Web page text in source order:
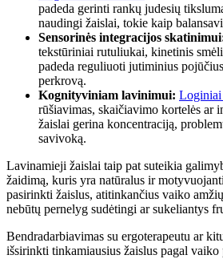
padeda gerinti rankų judesių
naudingi žaislai, tokie kaip
Sensorinės integracijos
tekstūriniai rutuliukai, kinetinis
padeda reguliuoti jutiminius
perkrovą.
Kognityviniam lavinimui: Loginiai
rūšiavimas, skaičiavimo kortelės ar
žaislai gerina koncentraciją,
savivoką.
Lavinamieji žaislai taip pat suteikia
žaidimą, kuris yra natūralus ir
pasirinkti žaislus, atitinkančius vaiko
nebūtų pernelyg sudėtingi ar sukeliantys
Bendradarbiavimas su ergoterapeutu ar
išsirinkti tinkamiausius žaislus pagal vaiko